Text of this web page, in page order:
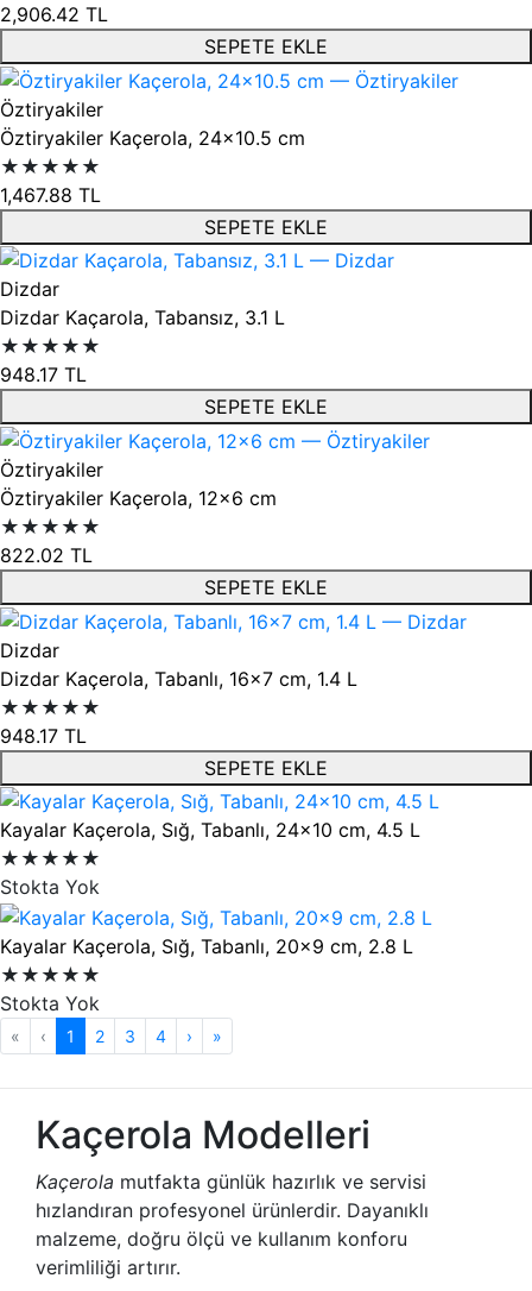
2,906.42 TL
SEPETE EKLE
Öztiryakiler
Öztiryakiler Kaçerola, 24x10.5 cm
★★★★★
1,467.88 TL
SEPETE EKLE
Dizdar
Dizdar Kaçarola, Tabansız, 3.1 L
★★★★★
948.17 TL
SEPETE EKLE
Öztiryakiler
Öztiryakiler Kaçerola, 12x6 cm
★★★★★
822.02 TL
SEPETE EKLE
Dizdar
Dizdar Kaçerola, Tabanlı, 16x7 cm, 1.4 L
★★★★★
948.17 TL
SEPETE EKLE
Kayalar Kaçerola, Sığ, Tabanlı, 24x10 cm, 4.5 L
★★★★★
Stokta Yok
Kayalar Kaçerola, Sığ, Tabanlı, 20x9 cm, 2.8 L
★★★★★
Stokta Yok
« ‹ 1 (mevcut)
2 3 4 › »
Kaçerola Modelleri
Kaçerola mutfakta günlük hazırlık ve servisi
hızlandıran profesyonel ürünlerdir. Dayanıklı
malzeme, doğru ölçü ve kullanım konforu
verimliliği artırır.